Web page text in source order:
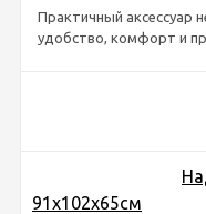
Практичный аксессуар
удобство, комфорт и
91х102х65см